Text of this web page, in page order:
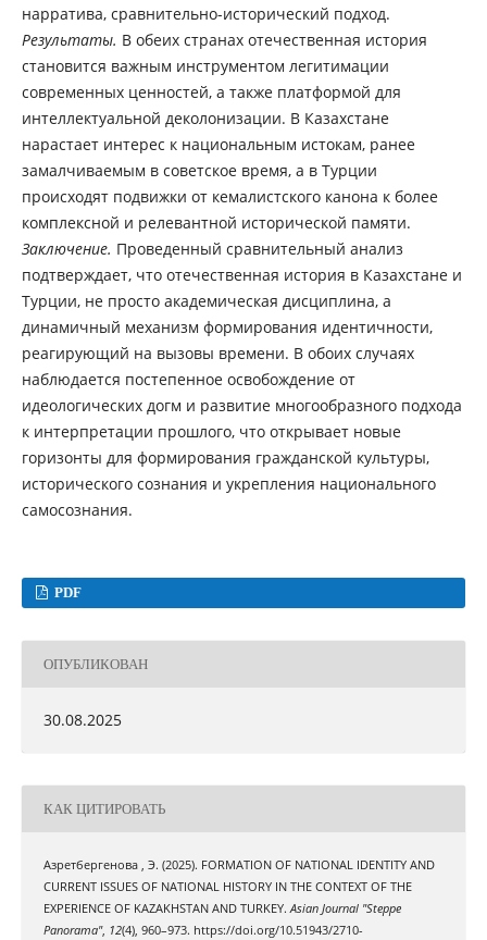
нарратива, сравнительно-исторический подход.
Результаты. В обеих странах отечественная история
становится важным инструментом легитимации
современных ценностей, а также платформой для
интеллектуальной деколонизации. В Казахстане
нарастает интерес к национальным истокам, ранее
замалчиваемым в советское время, а в Турции
происходят подвижки от кемалистского канона к более
комплексной и релевантной исторической памяти.
Заключение. Проведенный сравнительный анализ
подтверждает, что отечественная история в Казахстане и
Турции, не просто академическая дисциплина, а
динамичный механизм формирования идентичности,
реагирующий на вызовы времени. В обоих случаях
наблюдается постепенное освобождение от
идеологических догм и развитие многообразного подхода
к интерпретации прошлого, что открывает новые
горизонты для формирования гражданской культуры,
исторического сознания и укрепления национального
самосознания.
PDF
ОПУБЛИКОВАН
30.08.2025
КАК ЦИТИРОВАТЬ
Азретбергенова , Э. (2025). FORMATION OF NATIONAL IDENTITY AND
CURRENT ISSUES OF NATIONAL HISTORY IN THE CONTEXT OF THE
EXPERIENCE OF KAZAKHSTAN AND TURKEY.Asian Journal "Steppe
Panorama", 12(4), 960–973. https://doi.org/10.51943/2710-